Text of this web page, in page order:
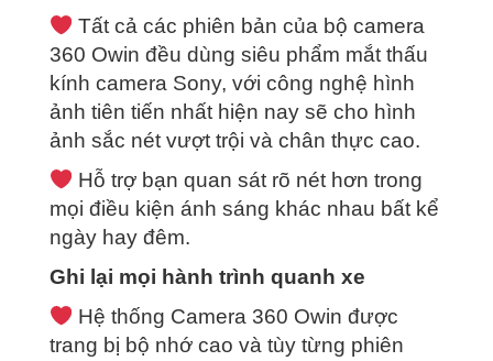
Tất cả các phiên bản của bộ camera
360 Owin đều dùng siêu phẩm mắt thấu
kính camera Sony, với công nghệ hình
ảnh tiên tiến nhất hiện nay sẽ cho hình
ảnh sắc nét vượt trội và chân thực cao.
Hỗ trợ bạn quan sát rõ nét hơn trong
mọi điều kiện ánh sáng khác nhau bất kể
ngày hay đêm.
Ghi lại mọi hành trình quanh xe
Hệ thống Camera 360 Owin được
trang bị bộ nhớ cao và tùy từng phiên